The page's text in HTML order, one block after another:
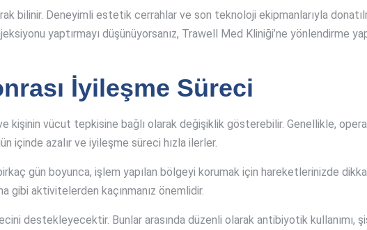
bilinir. Deneyimli estetik cerrahlar ve son teknoloji ekipmanlarıyla
yaptırmayı düşünüyorsanız, Trawell Med Kliniği’ne yönlendirme
İyileşme Süreci
kişinin vücut tepkisine bağlı olarak değişiklik gösterebilir. Genellikle,
içinde azalır ve iyileşme süreci hızla ilerler.
gün boyunca, işlem yapılan bölgeyi korumak için hareketlerinizde
gibi aktivitelerden kaçınmanız önemlidir.
destekleyecektir. Bunlar arasında düzenli olarak antibiyotik kullanımı,